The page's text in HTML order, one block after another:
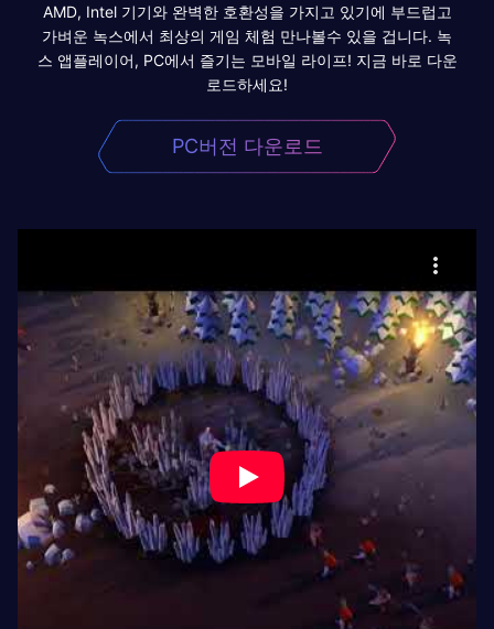
AMD, Intel 기기와 완벽한 호환성을 가지고 있기에 부드럽고
가벼운 녹스에서 최상의 게임 체험 만나볼수 있을 겁니다. 녹
스 앱플레이어, PC에서 즐기는 모바일 라이프! 지금 바로 다운
로드하세요!
PC버전 다운로드